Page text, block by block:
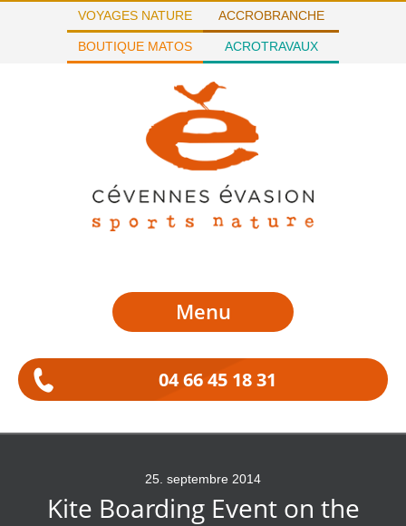
VOYAGES NATURE ACCROBRANCHE
BOUTIQUE MATOS ACROTRAVAUX
Menu
04 66 45 18 31
25 septembre 2014
Kite Boarding Event on the